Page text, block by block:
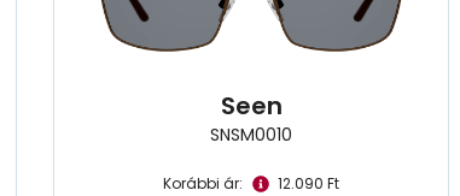
Seen
SNSM0010
Korábbi ár: 12.090 Ft